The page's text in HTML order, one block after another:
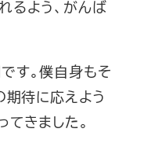
るよう、がんば
す。僕自身もそ
期待に応えよう
きました。